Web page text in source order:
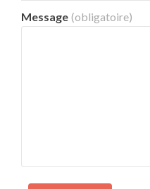
Message (obligatoire)